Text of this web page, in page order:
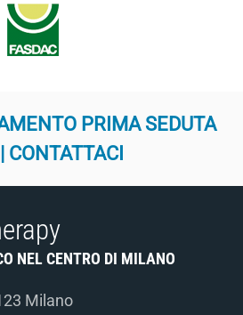
PRIMA SEDUTA
CONTATTACI
NEL CENTRO DI MILANO
Milano